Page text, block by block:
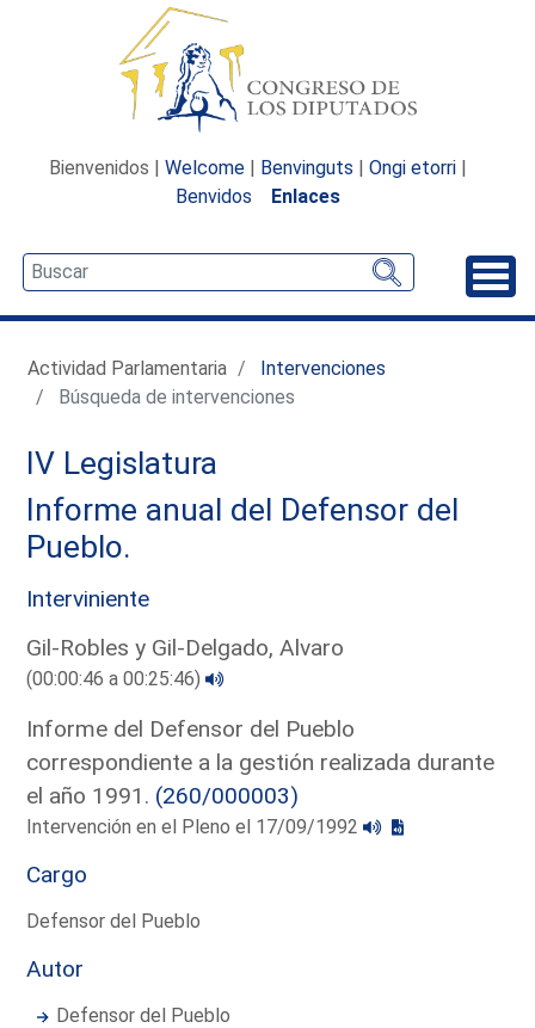
Bienvenidos | Welcome | Benvinguts | Ongi etorri |
Benvidos
Enlaces
Actividad Parlamentaria
Intervenciones
Búsqueda de intervenciones
IV Legislatura
Informe anual del Defensor del
Pueblo.
Interviniente
Gil-Robles y Gil-Delgado, Alvaro
(00:00:46 a 00:25:46)
Informe del Defensor del Pueblo
correspondiente a la gestión realizada durante
el año 1991. (260/000003)
Intervención en el Pleno el 17/09/1992
Cargo
Defensor del Pueblo
Autor
Defensor del Pueblo